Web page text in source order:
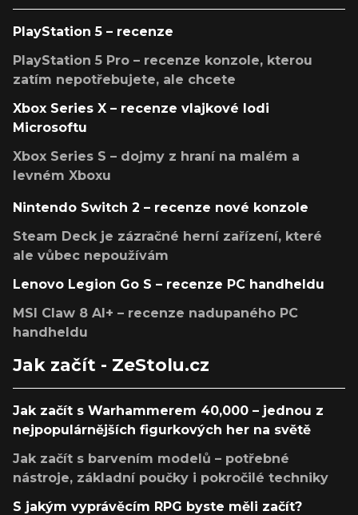
PlayStation 5 – recenze
PlayStation 5 Pro – recenze konzole, kterou
zatím nepotřebujete, ale chcete
Xbox Series X – recenze vlajkové lodi
Microsoftu
Xbox Series S – dojmy z hraní na malém a
levném Xboxu
Nintendo Switch 2 – recenze nové konzole
Steam Deck je zázračné herní zařízení, které
ale vůbec nepoužívám
Lenovo Legion Go S – recenze PC handheldu
MSI Claw 8 AI+ – recenze nadupaného PC
handheldu
Jak začít - ZeStolu.cz
Jak začít s Warhammerem 40,000 – jednou z
nejpopulárnějších figurkových her na světě
Jak začít s barvením modelů – potřebné
nástroje, základní poučky i pokročilé techniky
S jakým vyprávěcím RPG byste měli začít?